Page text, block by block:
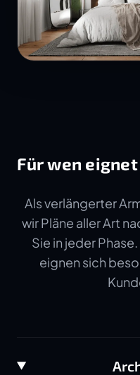
Für wen
Als verlängerter
wir Pläne aller Art
Sie in jeder
eignen sich